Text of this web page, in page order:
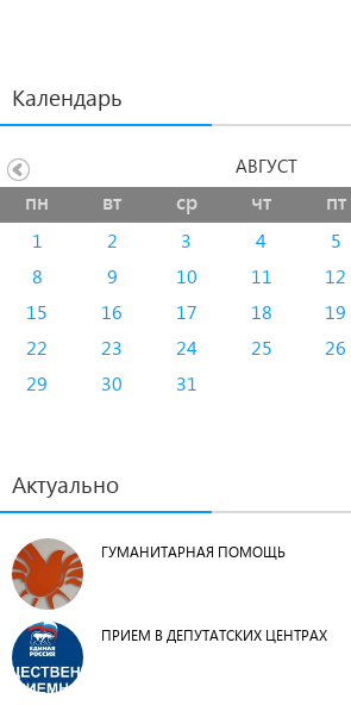
Календарь
пн вт ср чт пт
1 2 3 4 5
8
9 10 11 12
15
16 17 18 19
22
23 24 25 26
29
30 31
АВГУСТ
Актуально
ГУМАНИТАРНАЯ ПОМОЩЬ
ПРИЕМ В ДЕПУТАТСКИХ ЦЕНТРАХ